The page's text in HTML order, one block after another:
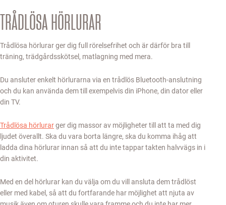
TRÅDLÖSA HÖRLURAR
Trådlösa hörlurar ger dig full rörelsefrihet och är därför bra till
träning, trädgårdsskötsel, matlagning med mera.
Du ansluter enkelt hörlurarna via en trådlös Bluetooth-anslutning
och du kan använda dem till exempelvis din iPhone, din dator eller
din TV.
Trådlösa hörlurarger dig massor av möjligheter till att ta med dig
ljudet överallt. Ska du vara borta längre, ska du komma ihåg att
ladda dina hörlurar innan så att du inte tappar takten halvvägs in i
din aktivitet.
Med en del hörlurar kan du välja om du vill ansluta dem trådlöst
eller med kabel, så att du fortfarande har möjlighet att njuta av